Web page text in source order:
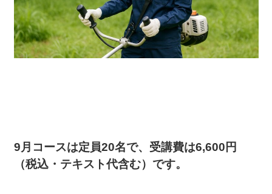
9月コースは定員20名で、受講費は6,600円
（税込・テキスト代含む）です。